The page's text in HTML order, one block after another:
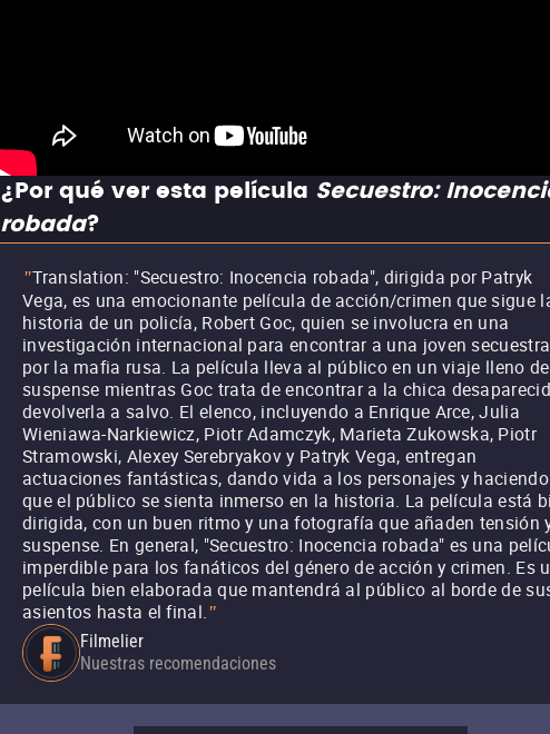
¿Por qué ver esta película Secuestro:
robada?
"Translation: "Secuestro: Inocencia robada", dirigida por Patryk
Vega, es una emocionante película de acción/crimen que sigue
historia de un policía, Robert Goc, quien se involucra en una
investigación internacional para encontrar a una joven
por la mafia rusa. La película lleva al público en un viaje lleno de
suspense mientras Goc trata de encontrar a la chica
devolverla a salvo. El elenco, incluyendo a Enrique Arce, Julia
Wieniawa-Narkiewicz, Piotr Adamczyk, Marieta Zukowska, Piotr
Stramowski, Alexey Serebryakov y Patryk Vega, entregan
actuaciones fantásticas, dando vida a los personajes y haciendo
que el público se sienta inmerso en la historia. La película está
dirigida, con un buen ritmo y una fotografía que añaden tensión
suspense. En general, "Secuestro: Inocencia robada" es una
imperdible para los fanáticos del género de acción y crimen. Es
película bien elaborada que mantendrá al público al borde de
asientos hasta el final."
Filmelier
Nuestras recomendaciones